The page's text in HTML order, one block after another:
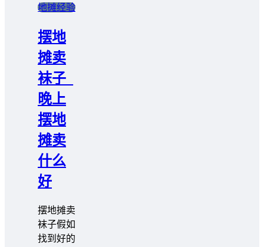
地摊经验
摆地
摊卖
袜子_
晚上
摆地
摊卖
什么
好
摆地摊卖
袜子假如
找到好的